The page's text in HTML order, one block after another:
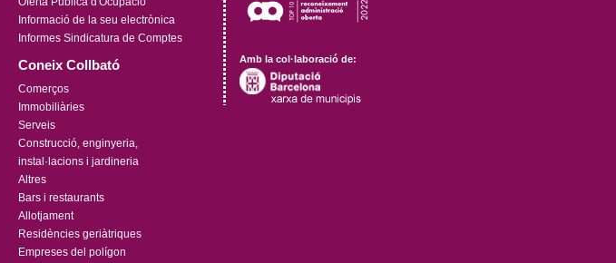
Informació de la seu electrònica
Informes Sindicatura de Comptes
Coneix Collbató
Comerços
Immobiliàries
Serveis
Construcció, enginyeria,
instal·lacions i jardineria
Altres
Bars i restaurants
Allotjament
Residències geriàtriques
Empreses del polígon
Amb la col·laboració de: